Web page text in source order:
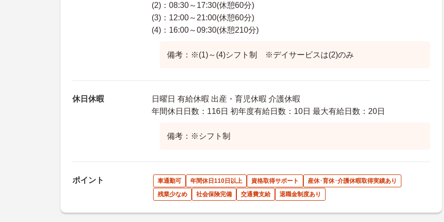
(2)：08:30～17:30(休憩60分)
(3)：12:00～21:00(休憩60分)
(4)：16:00～09:30(休憩210分)
備考：※(1)～(4)シフト制 ※デイサービスは(2)のみ
休日休暇
日曜日 有給休暇 出産・育児休暇 介護休暇
年間休日日数：116日 初年度有給日数：10日 最大有給日数：20日
備考：※シフト制
ポイント 車通勤可 年間休日110日以上 資格取得サポート
産休･育休･介護休暇取得実績あり
残業少なめ
社会保険完備 交通費支給 退職金制度あり